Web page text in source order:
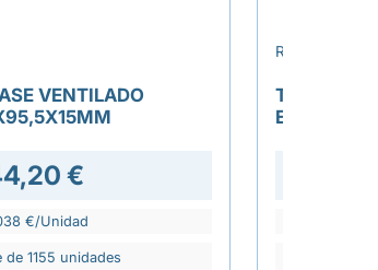
VENTILADO
€
€/Unidad
de 1155 unidades
REF.
TAPA PET